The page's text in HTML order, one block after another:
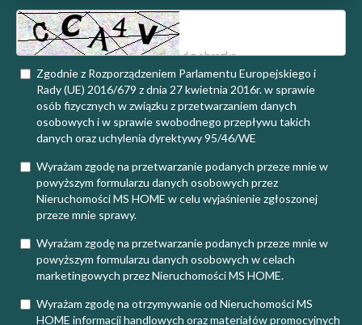
Zgodnie z Rozporządzeniem Parlamentu Europejskiego i
Rady (UE) 2016/679 z dnia 27 kwietnia 2016r. w sprawie
osób fizycznych w związku z przetwarzaniem danych
osobowych i w sprawie swobodnego przepływu takich
danych oraz uchylenia dyrektywy 95/46/WE
Wyrażam zgodę na przetwarzanie podanych przeze mnie w
powyższym formularzu danych osobowych przez
Nieruchomości MS HOME w celu wyjaśnienie zgłoszonej
przeze mnie sprawy.
Wyrażam zgodę na przetwarzanie podanych przeze mnie w
powyższym formularzu danych osobowych w celach
marketingowych przez Nieruchomości MS HOME.
Wyrażam zgodę na otrzymywanie od Nieruchomości MS
HOME informacji handlowych oraz materiałów promocyjnych